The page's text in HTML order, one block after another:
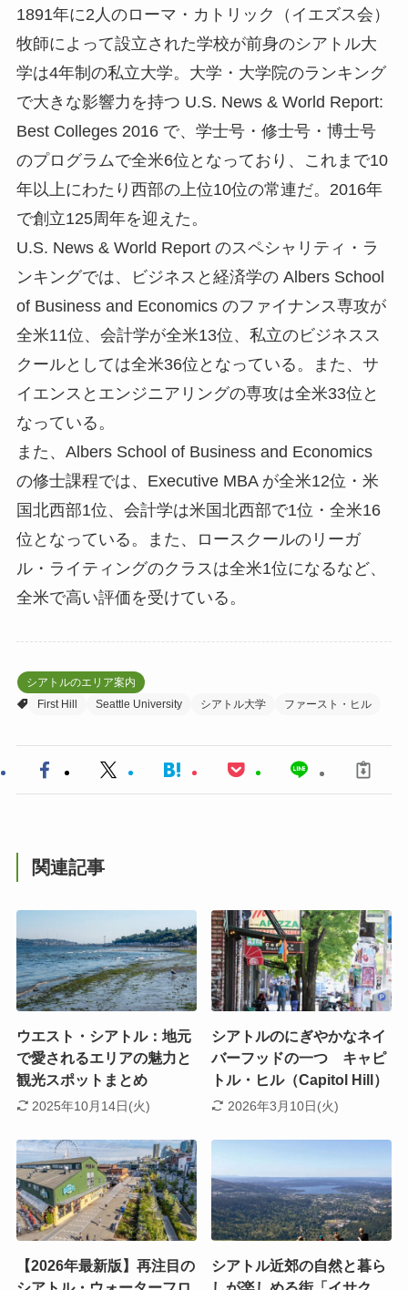
1891年に2人のローマ・カトリック（イエズス会）
牧師によって設立された学校が前身のシアトル大
学は4年制の私立大学。大学・大学院のランキング
で大きな影響力を持つ U.S. News & World Report:
Best Colleges 2016 で、学士号・修士号・博士号
のプログラムで全米6位となっており、これまで10
年以上にわたり西部の上位10位の常連だ。2016年
で創立125周年を迎えた。
U.S. News & World Report のスペシャリティ・ラ
ンキングでは、ビジネスと経済学の Albers School
of Business and Economics のファイナンス専攻が
全米11位、会計学が全米13位、私立のビジネスス
クールとしては全米36位となっている。また、サ
イエンスとエンジニアリングの専攻は全米33位と
なっている。
また、Albers School of Business and Economics
の修士課程では、Executive MBA が全米12位・米
国北西部1位、会計学は米国北西部で1位・全米16
位となっている。また、ロースクールのリーガ
ル・ライティングのクラスは全米1位になるなど、
全米で高い評価を受けている。
シアトルのエリア案内
First Hill
Seattle University シアトル大学 ファースト・ヒル
関連記事
ウエスト・シアトル：地元
で愛されるエリアの魅力と
観光スポットまとめ
2025年10月14日(火)
シアトルのにぎやかなネイ
バーフッドの一つ キャピ
トル・ヒル（Capitol Hill）
2026年3月10日(火)
【2026年最新版】再注目の
シアトル近郊の自然と暮ら